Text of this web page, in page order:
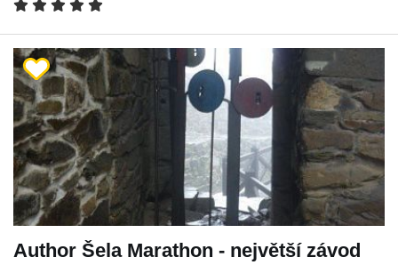
Author Šela Marathon - největší závod